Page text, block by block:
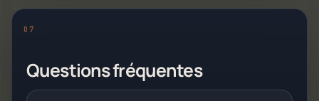
Questions fréquentes